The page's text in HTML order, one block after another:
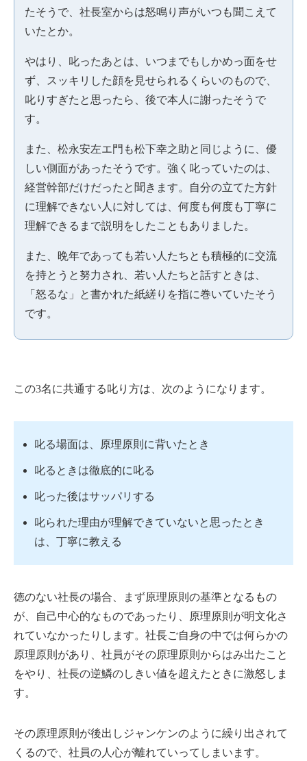
たそうで、社長室からは怒鳴り声がいつも聞こえて
いたとか。
やはり、叱ったあとは、いつまでもしかめっ面をせ
ず、スッキリした顔を見せられるくらいのもので、
叱りすぎたと思ったら、後で本人に謝ったそうで
す。
また、松永安左エ門も松下幸之助と同じように、優
しい側面があったそうです。強く叱っていたのは、
経営幹部だけだったと聞きます。自分の立てた方針
に理解できない人に対しては、何度も何度も丁寧に
理解できるまで説明をしたこともありました。
また、晩年であっても若い人たちとも積極的に交流
を持とうと努力され、若い人たちと話すときは、
「怒るな」と書かれた紙縒りを指に巻いていたそう
です。
この3名に共通する叱り方は、次のようになります。
叱る場面は、原理原則に背いたとき
叱るときは徹底的に叱る
叱った後はサッパリする
叱られた理由が理解できていないと思ったとき
は、丁寧に教える
徳のない社長の場合、まず原理原則の基準となるもの
が、自己中心的なものであったり、原理原則が明文化さ
れていなかったりします。社長ご自身の中では何らかの
原理原則があり、社員がその原理原則からはみ出たこと
をやり、社長の逆鱗のしきい値を超えたときに激怒しま
す。
その原理原則が後出しジャンケンのように繰り出されて
くるので、社員の人心が離れていってしまいます。